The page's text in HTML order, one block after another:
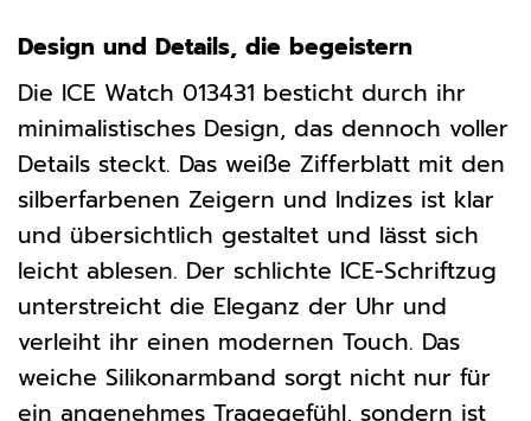
Design und Details, die begeistern
Die ICE Watch 013431 besticht durch ihr
minimalistisches Design, das dennoch voller
Details steckt. Das weiße Zifferblatt mit den
silberfarbenen Zeigern und Indizes ist klar
und übersichtlich gestaltet und lässt sich
leicht ablesen. Der schlichte ICE-Schriftzug
unterstreicht die Eleganz der Uhr und
verleiht ihr einen modernen Touch. Das
weiche Silikonarmband sorgt nicht nur für
ein angenehmes Tragegefühl, sondern ist